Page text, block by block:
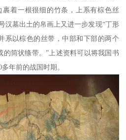
着一根很细的竹条，上系有棕色丝
汉墓出土的帛画上又进一步发现“丁形
系以棕色的丝带，中部和下部的两个
筒状绦带。”上述资料可以将我国书
年前的战国时期。